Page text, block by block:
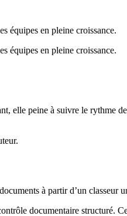
équipes en pleine croissance.
équipes en pleine croissance.
elle peine à suivre le rythme
à partir d’un classeur
documentaire structuré.